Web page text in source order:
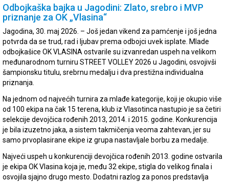
Odbojkaška bajka u Jagodini: Zlato, srebro i MVP
priznanje za OK „Vlasina“
Jagodina, 30. maj 2026. – Još jedan vikend za pamćenje i još jedna
potvrda da se trud, rad i ljubav prema odbojci uvek isplate. Mlade
odbojkašice OK VLASINA ostvarile su izvanredan uspeh na velikom
međunarodnom turniru STREET VOLLEY 2026 u Jagodini, osvojivši
šampionsku titulu, srebrnu medalju i dva prestižna individualna
priznanja.
Na jednom od najvećih turnira za mlađe kategorije, koji je okupio više
od 100 ekipa na čak 15 terena, klub iz Vlasotinca nastupio je sa četiri
selekcije devojčica rođenih 2013, 2014. i 2015. godine. Konkurencija
je bila izuzetno jaka, a sistem takmičenja veoma zahtevan, jer su
samo prvoplasirane ekipe iz grupa nastavljale borbu za medalje.
Najveći uspeh u konkurenciji devojčica rođenih 2013. godine ostvarila
je ekipa OK Vlasina koja je, među 32 ekipe, stigla do velikog finala i
osvojila sjajno drugo mesto. Dodatni razlog za ponos predstavlja